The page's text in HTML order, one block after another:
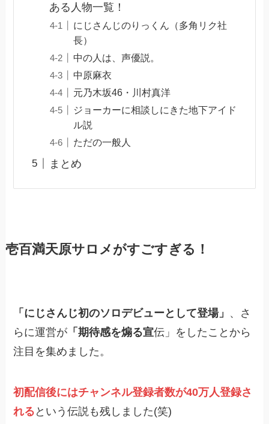
ある人物一覧！
にじさんじのりっくん（多角リク社
長）
中の人は、声優説。
中原麻衣
元乃木坂46・川村真洋
ジョーカーに相談しにきた地下アイド
ル説
ただの一般人
まとめ
壱百満天原サロメがすごすぎる！
「にじさんじ初のソロデビューとして登場」 、さ
らに運営が 「期待感を煽る宣伝」をしたことから
注目を集めました。
初配信後にはチャンネル登録者数が40万人登録さ
れる という伝説も残しました(笑)